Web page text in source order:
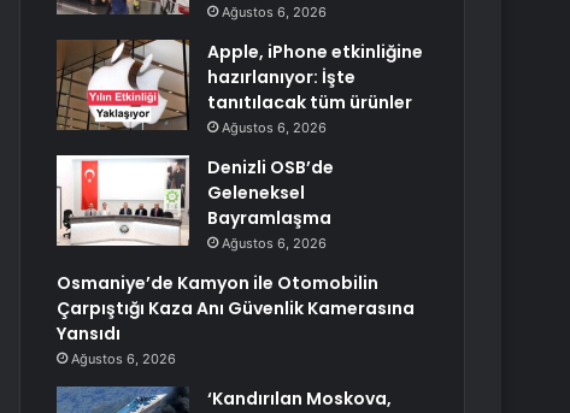
Ağustos 6, 2026
Apple, iPhone etkinliğine
hazırlanıyor: İşte
tanıtılacak tüm ürünler
Ağustos 6, 2026
Denizli OSB’de
Geleneksel
Bayramlaşma
Ağustos 6, 2026
Osmaniye’de Kamyon ile Otomobilin
Çarpıştığı Kaza Anı Güvenlik Kamerasına
Yansıdı
Ağustos 6, 2026
‘Kandırılan Moskova,